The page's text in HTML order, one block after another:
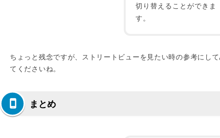
切り替えることができま
す。
ちょっと残念ですが、ストリートビューを見たい時の参考にし
てくださいね。
まとめ